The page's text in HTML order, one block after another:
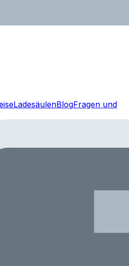
LadesäulenBlogFragen und